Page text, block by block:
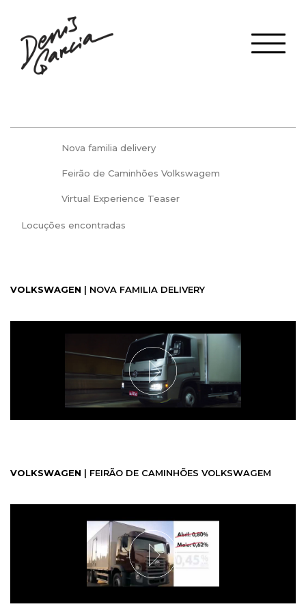
Nova familia delivery
Feirão de Caminhões Volkswagem
Virtual Experience Teaser
Locuções encontradas
VOLKSWAGEN | NOVA FAMILIA DELIVERY
VOLKSWAGEN | FEIRÃO DE CAMINHÕES VOLKSWAGEM